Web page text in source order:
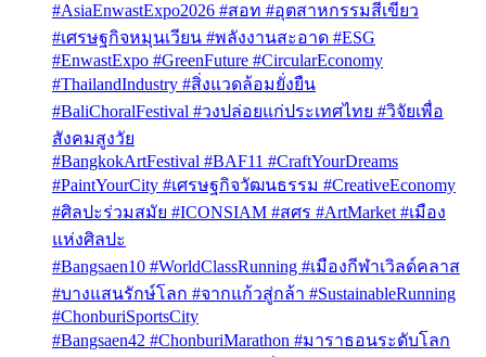
#AsiaEnwastExpo2026 #สอท #อุตสาหกรรมสีเขียว
#เศรษฐกิจหมุนเวียน #พลังงานสะอาด #ESG
#EnwastExpo #GreenFuture #CircularEconomy
#ThailandIndustry #สิ่งแวดล้อมยั่งยืน
#BaliChoralFestival #วงปล่อยแก่ประเทศไทย #วิจัยเพื่อ
สังคมสูงวัย
#BangkokArtFestival #BAF11 #CraftYourDreams
#PaintYourCity #เศรษฐกิจวัฒนธรรม #CreativeEconomy
#ศิลปะร่วมสมัย #ICONSIAM #สศร #ArtMarket #เมือง
แห่งศิลปะ
#Bangsaen10 #WorldClassRunning #เมืองกีฬาเวิลด์คลาส
#บางแสนรักษ์โลก #จากแก้วสู่กล้า #SustainableRunning
#ChonburiSportsCity
#Bangsaen42 #ChonburiMarathon #มาราธอนระดับโลก